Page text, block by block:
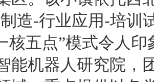
造-行业应用-培训
核五点”模式令人
能机器人研究院，